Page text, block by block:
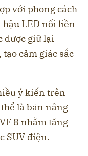
với phong cách
LED nối liền
được giữ lại
cảm giác sắc
ý kiến trên
là bản nâng
8 nhằm tăng
SUV điện.